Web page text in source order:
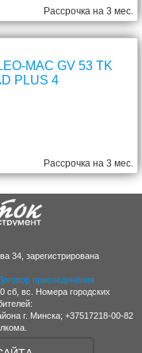
Рассрочка на 3 мес.
MAC GV 53 TK
PLUS 4
Рассрочка на 3 мес.
34, зарегистрирована
присоединения
сб, вс. Номера городских
г. Минска; +37517218-00-82